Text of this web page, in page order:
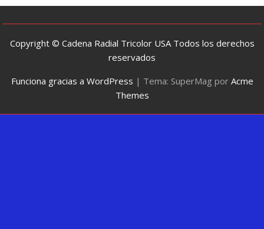
Copyright © Cadena Radial Tricolor USA Todos los derechos
reservados
Funciona gracias a WordPress | Tema: SuperMag por Acme
Themes